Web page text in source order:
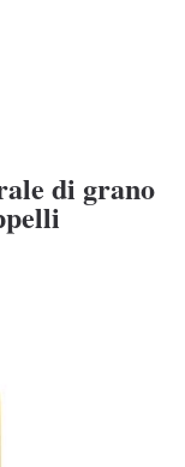
di grano